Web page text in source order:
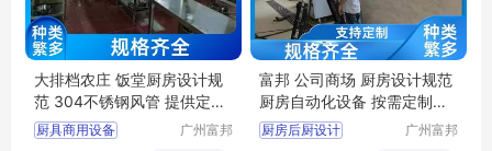
大排档农庄 饭堂厨房设计规
范 304不锈钢风管 提供定制
方案 富邦
厨具商用设备
广州富邦
富邦 公司商场 厨房设计规范
厨房自动化设备 按需定制设
计
厨房后厨设计
广州富邦